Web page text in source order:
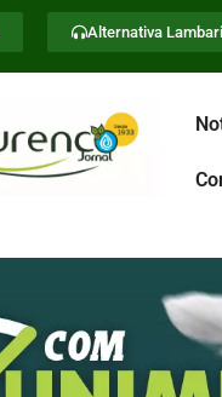
Alternativa Lambari